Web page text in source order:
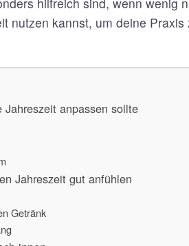
nutzen kannst, um deine
anpassen sollte
Jahreszeit gut anfühlen
Getränk